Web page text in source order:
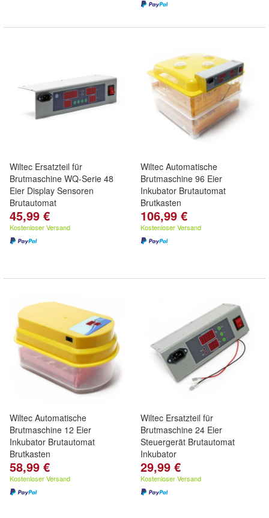
Wiltec Ersatzteil für
Brutmaschine WQ-Serie 48
Eier Display Sensoren
Brutautomat
45,99 €
Kostenloser Versand
Wiltec Automatische
Brutmaschine 96 Eier
Inkubator Brutautomat
Brutkasten
106,99 €
Kostenloser Versand
Wiltec Automatische
Brutmaschine 12 Eier
Inkubator Brutautomat
Brutkasten
58,99 €
Kostenloser Versand
Wiltec Ersatzteil für
Brutmaschine 24 Eier
Steuergerät Brutautomat
Inkubator
29,99 €
Kostenloser Versand